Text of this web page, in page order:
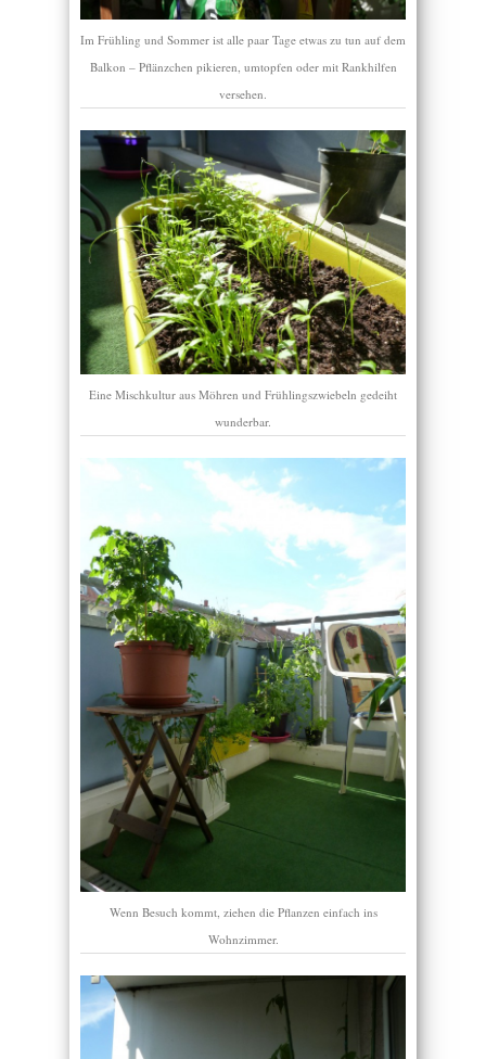
Im Frühling und Sommer ist alle paar Tage etwas zu tun auf dem
Balkon – Pflänzchen pikieren, umtopfen oder mit Rankhilfen
versehen.
Eine Mischkultur aus Möhren und Frühlingszwiebeln gedeiht
wunderbar.
Wenn Besuch kommt, ziehen die Pflanzen einfach ins
Wohnzimmer.